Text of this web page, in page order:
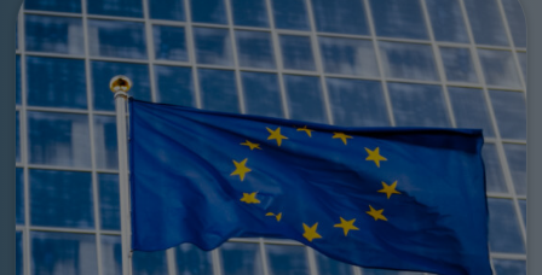
Go to: Call to Legislators